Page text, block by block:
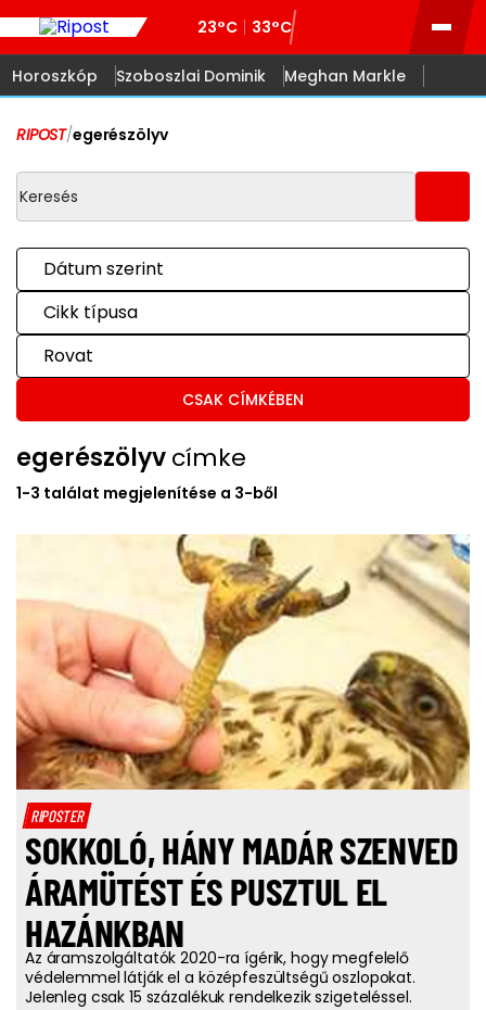
23°C 33°C
Horoszkóp Szoboszlai Dominik Meghan Markle
RIPOST/egerészölyv
Dátum szerint
Cikk típusa
Rovat
CSAK CÍMKÉBEN
egerészölyvcímke
1-3 találat megjelenítése a 3-ből
RIPOSTER
SOKKOLÓ, HÁNY MADÁR SZENVED
ÁRAMÜTÉST ÉS PUSZTUL EL
HAZÁNKBAN
Az áramszolgáltatók 2020-ra ígérik, hogy megfelelő
védelemmel látják el a középfeszültségű oszlopokat.
Jelenleg csak 15 százalékuk rendelkezik szigeteléssel.